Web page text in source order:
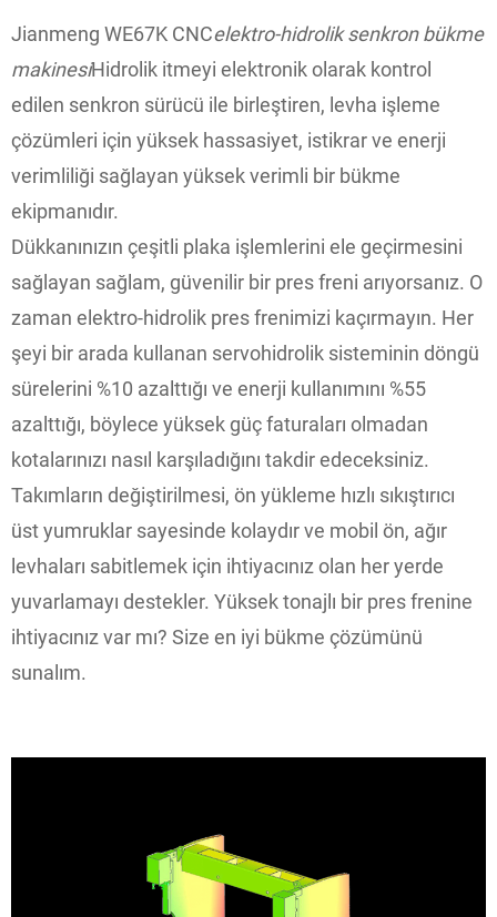
Jianmeng WE67K CNCelektro-hidrolik senkron bükme
makinesiHidrolik itmeyi elektronik olarak kontrol
edilen senkron sürücü ile birleştiren, levha işleme
çözümleri için yüksek hassasiyet, istikrar ve enerji
verimliliği sağlayan yüksek verimli bir bükme
ekipmanıdır.
Dükkanınızın çeşitli plaka işlemlerini ele geçirmesini
sağlayan sağlam, güvenilir bir pres freni arıyorsanız. O
zaman elektro-hidrolik pres frenimizi kaçırmayın. Her
şeyi bir arada kullanan servohidrolik sisteminin döngü
sürelerini %10 azalttığı ve enerji kullanımını %55
azalttığı, böylece yüksek güç faturaları olmadan
kotalarınızı nasıl karşıladığını takdir edeceksiniz.
Takımların değiştirilmesi, ön yükleme hızlı sıkıştırıcı
üst yumruklar sayesinde kolaydır ve mobil ön, ağır
levhaları sabitlemek için ihtiyacınız olan her yerde
yuvarlamayı destekler. Yüksek tonajlı bir pres frenine
ihtiyacınız var mı? Size en iyi bükme çözümünü
sunalım.